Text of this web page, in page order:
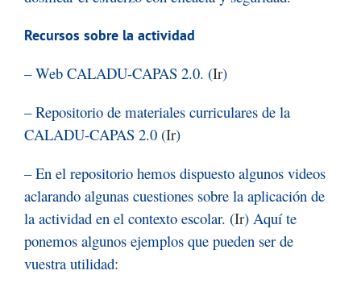
Recursos sobre la actividad
– Web CALADU-CAPAS 2.0. (Ir)
– Repositorio de materiales curriculares de la
CALADU-CAPAS 2.0 (Ir)
– En el repositorio hemos dispuesto algunos videos
aclarando algunas cuestiones sobre la aplicación de
la actividad en el contexto escolar. (Ir) Aquí te
ponemos algunos ejemplos que pueden ser de
vuestra utilidad: